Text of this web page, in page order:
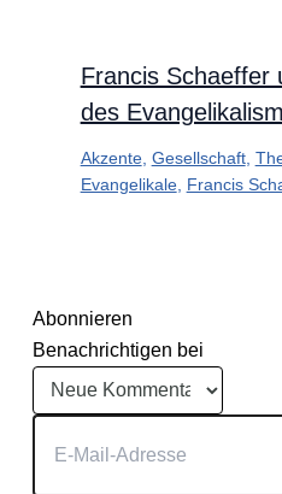
Francis Schaeffer
des
Akzente, Gesellschaft,
Evangelikale, Francis
Abonnieren
Benachrichtigen bei